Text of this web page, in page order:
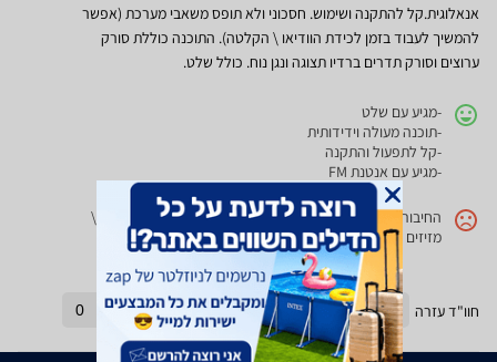
אנאלוגית.קל להתקנה ושימוש. חסכוני ולא תופס משאבי מערכת (אפשר
להמשיך לעבוד בזמן לכידת הוודיאו \ הקלטה). התוכנה כוללת סורק
ערוצים וסורק תדרים ברדיו תצוגה ונגן נוח. כולל שלט.
-מגיע עם שלט
-תוכנה מעולה וידידותית
-קל לתפעול והתקנה
-מגיע עם אנטנת FM
החיבור של יציאת הRCA קצת רופף וצריך להיזהר כשמחברים \
מזיזים את הכבלים
חוו"ד עזרה 0 חוו"ד לא עזרה 0